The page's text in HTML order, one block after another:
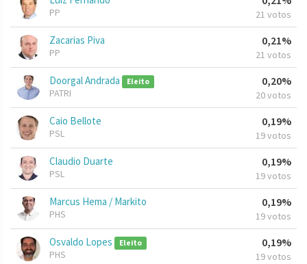
PP 21 votos
Zacarias Piva
PP
0,21%
21 votos
Doorgal Andrada Eleito
PATRI
0,20%
20 votos
Caio Bellote
PSL
0,19%
19 votos
Claudio Duarte
PSL
0,19%
19 votos
Marcus Hema / Markito
PHS
0,19%
19 votos
Osvaldo Lopes Eleito
PHS
0,19%
19 votos